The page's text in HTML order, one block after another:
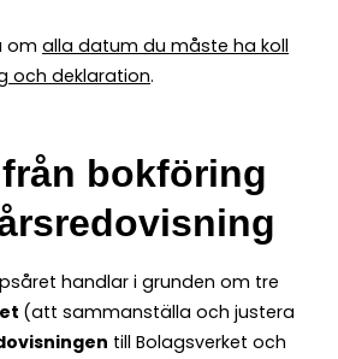
om alla datum du måste ha koll
och deklaration.
bokföring
handlar i grunden om tre
(att sammanställa och justera
till Bolagsverket och